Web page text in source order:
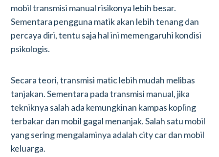
mobil transmisi manual risikonya lebih besar.
Sementara pengguna matik akan lebih tenang dan
percaya diri, tentu saja hal ini memengaruhi kondisi
psikologis.
Secara teori, transmisi matic lebih mudah melibas
tanjakan. Sementara pada transmisi manual, jika
tekniknya salah ada kemungkinan kampas kopling
terbakar dan mobil gagal menanjak. Salah satu mobil
yang sering mengalaminya adalah city car dan mobil
keluarga.